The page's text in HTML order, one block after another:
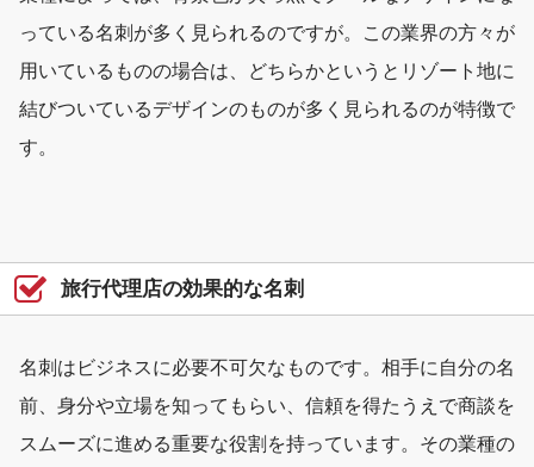
っている名刺が多く見られるのですが。この業界の方々が
用いているものの場合は、どちらかというとリゾート地に
結びついているデザインのものが多く見られるのが特徴で
す。
旅行代理店の効果的な名刺
名刺はビジネスに必要不可欠なものです。相手に自分の名
前、身分や立場を知ってもらい、信頼を得たうえで商談を
スムーズに進める重要な役割を持っています。その業種の